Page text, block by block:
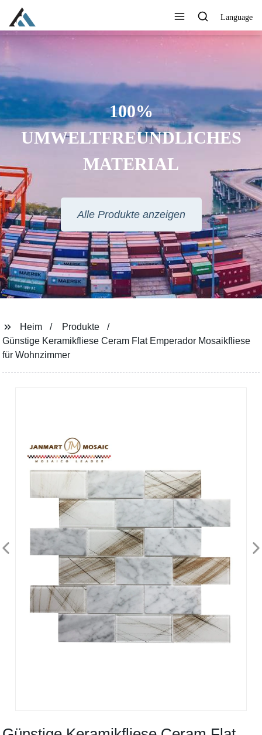
Language
BEDRUCKEN SIE IHR LOGO,
IHRE MARKE, IHRE WEBSITE
ODER ANDERE
INFORMATIONEN, DIE SIE
Alle Produkte anzeigen
Heim
Produkte
Günstige Keramikfliese Ceram Flat Emperador Mosaikfliese
für Wohnzimmer